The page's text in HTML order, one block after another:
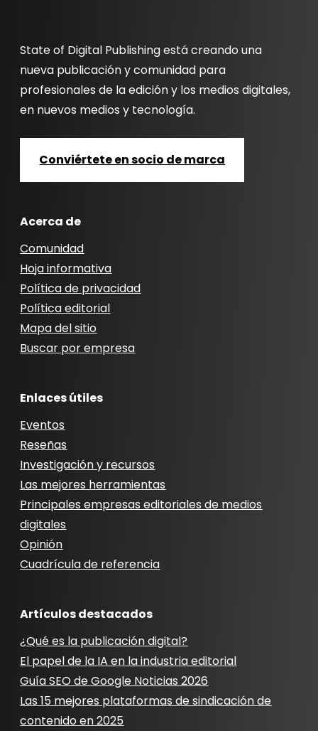
State of Digital Publishing está creando una
nueva publicación y comunidad para
profesionales de la edición y los medios digitales,
en nuevos medios y tecnología.
Conviértete en socio de marca
Acerca de
Comunidad
Hoja informativa
Política de privacidad
Política editorial
Mapa del sitio
Buscar por empresa
Enlaces útiles
Eventos
Reseñas
Investigación y recursos
Las mejores herramientas
Principales empresas editoriales de medios
digitales
Opinión
Cuadrícula de referencia
Artículos destacados
¿Qué es la publicación digital?
El papel de la IA en la industria editorial
Guía SEO de Google Noticias 2026
Las 15 mejores plataformas de sindicación de
contenido en 2025